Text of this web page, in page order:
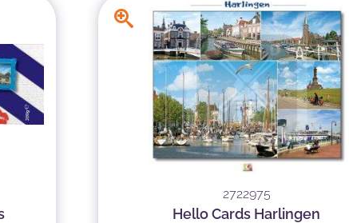
2722975
Hello Cards Harlingen